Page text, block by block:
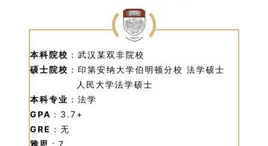
本科院校 ：武汉某双非院校
硕士院校 ：印第安纳大学伯明顿分校 法学硕士
人民大学法学硕士
本科专业 ：法学
GPA ：3.7+
GRE ：无
雅思 ：7